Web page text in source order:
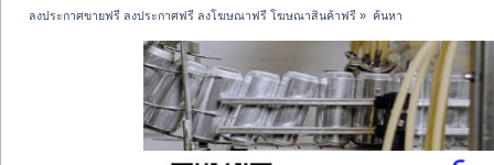
ลงประกาศขายฟรี ลงประกาศฟรี ลงโฆษณาฟรี โฆษณาสินค้าฟรี » ค้นหา